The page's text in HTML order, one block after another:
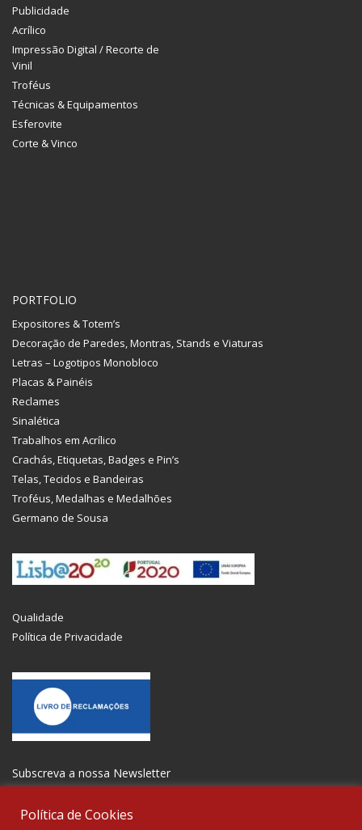
Publicidade
Acrílico
Impressão Digital / Recorte de
Vinil
Troféus
Técnicas & Equipamentos
Esferovite
Corte & Vinco
PORTFOLIO
Expositores & Totem’s
Decoração de Paredes, Montras, Stands e Viaturas
Letras – Logotipos Monobloco
Placas & Painéis
Reclames
Sinalética
Trabalhos em Acrílico
Crachás, Etiquetas, Badges e Pin’s
Telas, Tecidos e Bandeiras
Troféus, Medalhas e Medalhões
Germano de Sousa
Qualidade
Política de Privacidade
Subscreva a nossa Newsletter
Política de Cookies